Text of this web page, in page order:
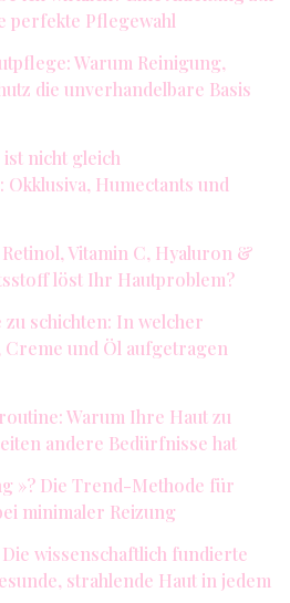
perfekte Pflegewahl
Warum Reinigung,
die unverhandelbare Basis
nicht gleich
Humectants und
Vitamin C, Hyaluron &
löst Ihr Hautproblem?
schichten: In welcher
Creme und Öl aufgetragen
Warum Ihre Haut zu
andere Bedürfnisse hat
»? Die Trend-Methode für
minimaler Reizung
wissenschaftlich fundierte
strahlende Haut in jedem